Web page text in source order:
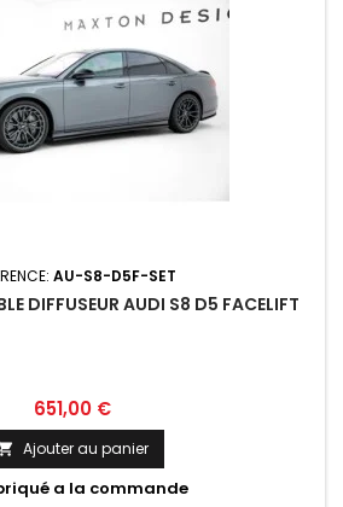
AU-S8-D5F-SET
DIFFUSEUR AUDI S8 D5 FACELIFT
Prix
651,00 €
Ajouter au panier
a la commande